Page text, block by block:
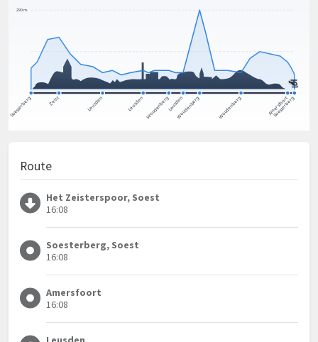
Route
Het Zeisterspoor, Soest
16:08
Soesterberg, Soest
16:08
Amersfoort
16:08